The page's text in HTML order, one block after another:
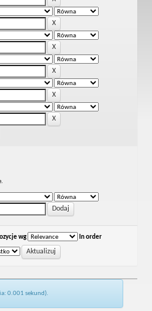
wg In order
0.001 sekund).